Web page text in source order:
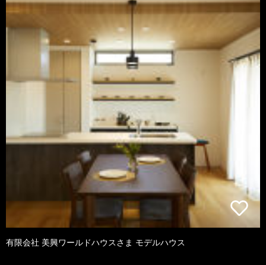
有限会社 美興ワールドハウスさま モデルハウス